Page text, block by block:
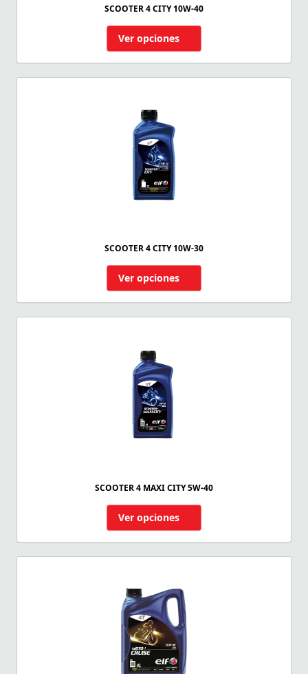
SCOOTER 4 CITY 10W-40
Ver opciones
SCOOTER 4 CITY 10W-30
Ver opciones
SCOOTER 4 MAXI CITY 5W-40
Ver opciones